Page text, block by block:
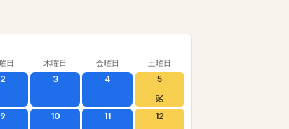
日 木曜日 金曜日 土曜日
2 3 4 5
9 10 11 12